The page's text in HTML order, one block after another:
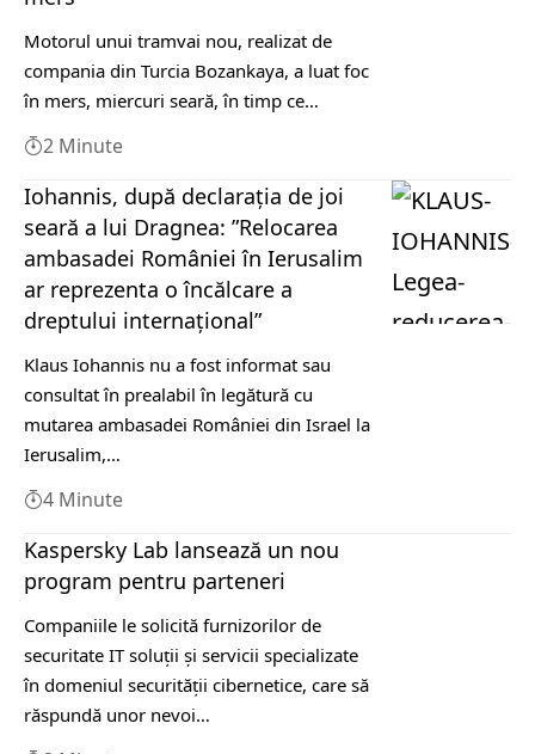
Motorul unui tramvai nou, realizat de
compania din Turcia Bozankaya, a luat foc
în mers, miercuri seară, în timp ce…
2 Minute
Iohannis, după declarația de joi
seară a lui Dragnea: ”Relocarea
ambasadei României în Ierusalim
ar reprezenta o încălcare a
dreptului internațional”
Klaus Iohannis nu a fost informat sau
consultat în prealabil în legătură cu
mutarea ambasadei României din Israel la
Ierusalim,…
4 Minute
Kaspersky Lab lansează un nou
program pentru parteneri
Companiile le solicită furnizorilor de
securitate IT soluții și servicii specializate
în domeniul securității cibernetice, care să
răspundă unor nevoi…